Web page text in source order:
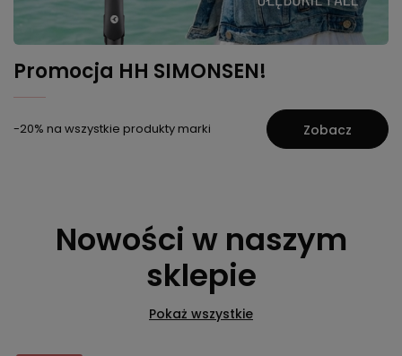
Promocja HH SIMONSEN!
-20% na wszystkie produkty marki Zobacz
Nowości w naszym
sklepie
Pokaż wszystkie